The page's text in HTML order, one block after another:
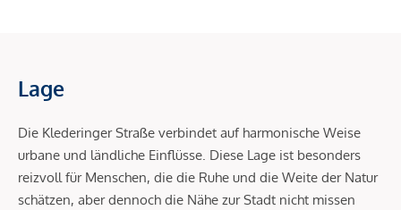
Lage
Die Klederinger Straße verbindet auf harmonische Weise
urbane und ländliche Einflüsse. Diese Lage ist besonders
reizvoll für Menschen, die die Ruhe und die Weite der Natur
schätzen, aber dennoch die Nähe zur Stadt nicht missen